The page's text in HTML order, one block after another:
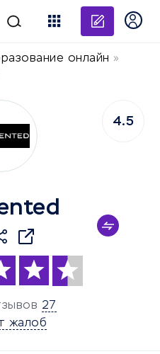
онлайн »
27
жалоб
4.5